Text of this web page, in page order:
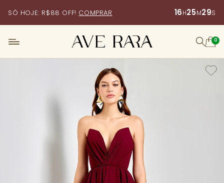
16H25M27S
SÓ HOJE: R$88 OFF! COMPRAR
0